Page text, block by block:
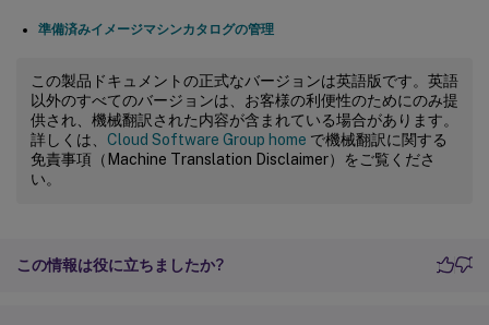
準備済みイメージマシンカタログの管理
この製品ドキュメントの正式なバージョンは英語版です。英語
以外のすべてのバージョンは、お客様の利便性のためにのみ提
供され、機械翻訳された内容が含まれている場合があります。
詳しくは、 Cloud Software Group home で機械翻訳に関する
免責事項（Machine Translation Disclaimer）をご覧くださ
い。
この情報は役に立ちましたか?